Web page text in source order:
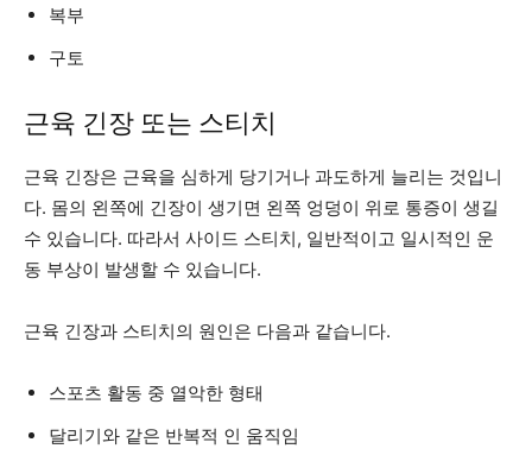
복부
구토
근육 긴장 또는 스티치
근육 긴장은 근육을 심하게 당기거나 과도하게 늘리는 것입니
다. 몸의 왼쪽에 긴장이 생기면 왼쪽 엉덩이 위로 통증이 생길
수 있습니다. 따라서 사이드 스티치, 일반적이고 일시적인 운
동 부상이 발생할 수 있습니다.
근육 긴장과 스티치의 원인은 다음과 같습니다.
스포츠 활동 중 열악한 형태
달리기와 같은 반복적 인 움직임